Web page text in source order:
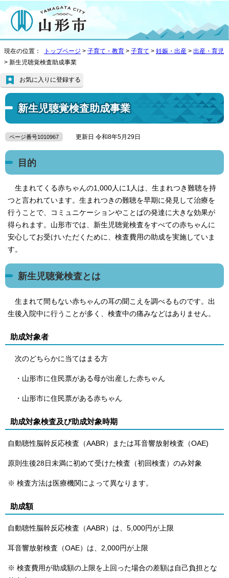
現在の位置： トップページ > 子育て・教育 > 子育て > 妊娠・出産 > 出産・育児
> 新生児聴覚検査助成事業
新生児聴覚検査助成事業
お気に入りに登録する
ページ番号1010967 更新日 令和8年5月29日
目的
生まれてくる赤ちゃんの1,000人に1人は、生まれつき難聴を持
つと言われています。生まれつきの難聴を早期に発見して治療を
行うことで、コミュニケーションやことばの発達に大きな効果が
得られます。山形市では、新生児聴覚検査をすべての赤ちゃんに
安心してお受けいただくために、検査費用の助成を実施していま
す。
新生児聴覚検査とは
生まれて間もない赤ちゃんの耳の聞こえを調べるものです。出
生後入院中に行うことが多く、検査中の痛みなどはありません。
助成対象者
次のどちらかに当てはまる方
・山形市に住民票がある母が出産した赤ちゃん
・山形市に住民票がある赤ちゃん
助成対象検査及び助成対象時期
自動聴性脳幹反応検査（AABR）または耳音響放射検査（OAE)
原則生後28日未満に初めて受けた検査（初回検査）のみ対象
※ 検査方法は医療機関によって異なります。
助成額
自動聴性脳幹反応検査（AABR）は、5,000円が上限
耳音響放射検査（OAE）は、2,000円が上限
※ 検査費用が助成額の上限を上回った場合の差額は自己負担とな